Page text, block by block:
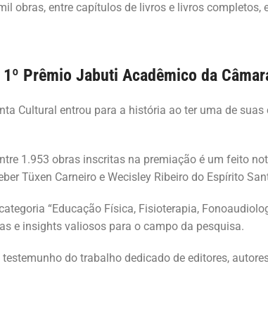
obras, entre capítulos de livros e livros completos,
Prêmio Jabuti Acadêmico da
Cultural entrou para a história ao ter uma de
1.953 obras inscritas na premiação é um feito
Tüxen Carneiro e Wecisley Ribeiro do Espírito
“Educação Física, Fisioterapia,
e insights valiosos para o campo da pesquisa.
do trabalho dedicado de editores,